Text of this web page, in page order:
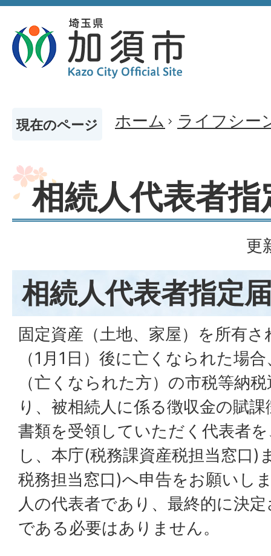
現在のページ ホーム ライフシー
相続人代表者
更
相続人代表者指定
固定資産（土地、家屋）を所有
（1月1日）後に亡くなられた場
（亡くなられた方）の市税等納
り、被相続人に係る徴収金の賦
書類を受領していただく代表者
し、本庁(税務課資産税担当窓口)
税務担当窓口)へ申告をお願いし
人の代表者であり、最終的に決
である必要はありません。